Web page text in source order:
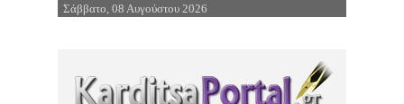
Επιστροφή στην Πλοήγηση
Σάββατο, 08 Αυγούστου 2026